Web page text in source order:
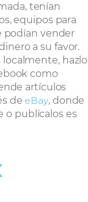
tenían
equipos para
podían vender
a su favor.
hazlo
como
artículos
de eBay, donde
o publícalos es